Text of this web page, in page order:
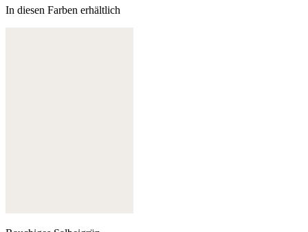
In diesen Farben erhältlich